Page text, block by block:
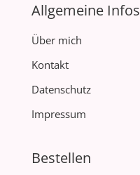
Allgemeine Infos
Über mich
Kontakt
Datenschutz
Impressum
Bestellen